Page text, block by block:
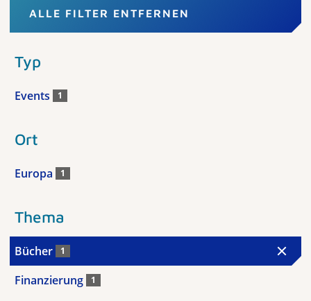
ALLE FILTER ENTFERNEN
Typ
Events 1
Ort
Europa 1
Thema
Bücher 1
Finanzierung 1